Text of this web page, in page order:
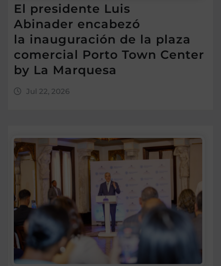
El presidente Luis
Abinader encabezó
la inauguración de la plaza
comercial Porto Town Center
by La Marquesa
Jul 22, 2026